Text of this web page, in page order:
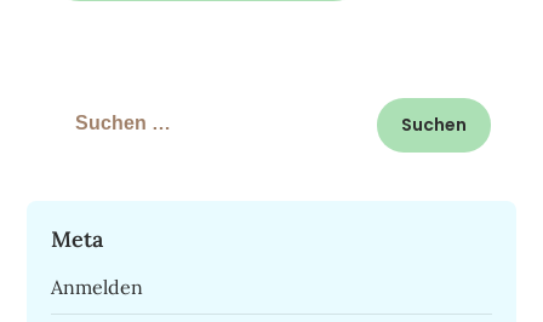
Suchen
Meta
Anmelden